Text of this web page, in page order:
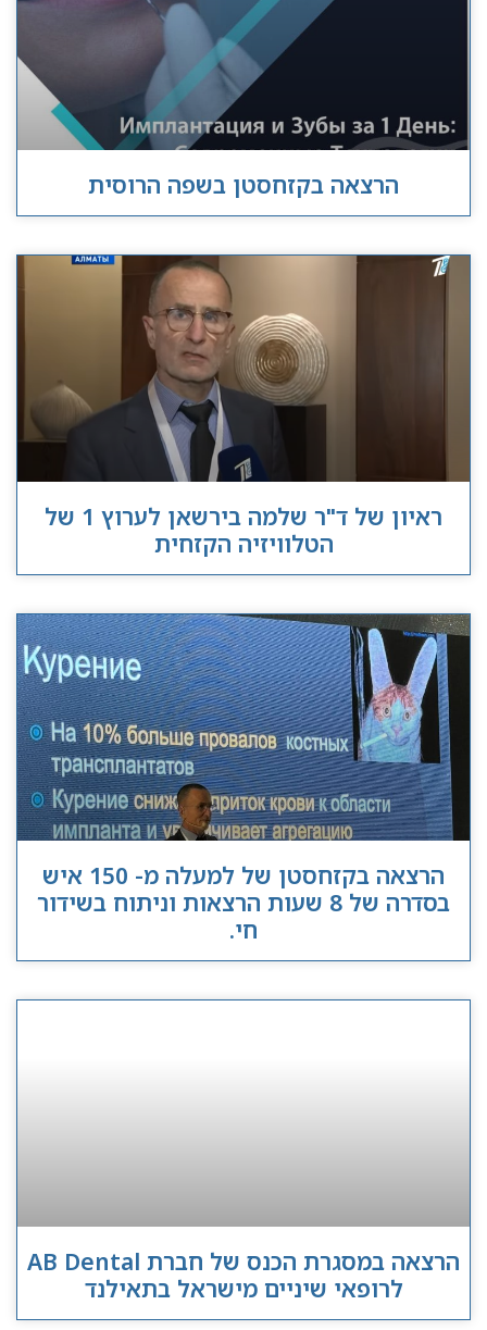
הרצאה בקזחסטן בשפה הרוסית
ראיון של ד"ר שלמה בירשאן לערוץ 1 של
הטלוויזיה הקזחית
הרצאה בקזחסטן של למעלה מ- 150 איש
בסדרה של 8 שעות הרצאות וניתוח בשידור
חי.
הרצאה במסגרת הכנס של חברת AB Dental
לרופאי שיניים מישראל בתאילנד